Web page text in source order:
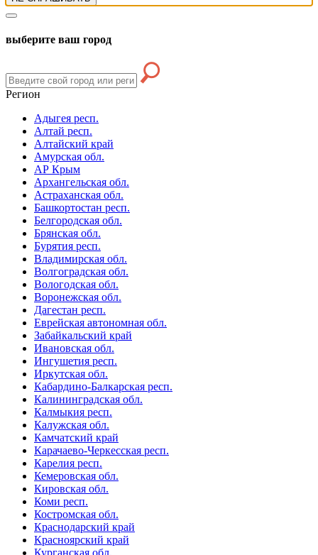
выберите ваш город
Регион
Адыгея респ.
Алтай респ.
Алтайский край
Амурская обл.
АР Крым
Архангельская обл.
Астраханская обл.
Башкортостан респ.
Белгородская обл.
Брянская обл.
Бурятия респ.
Владимирская обл.
Волгоградская обл.
Вологодская обл.
Воронежская обл.
Дагестан респ.
Еврейская автономная обл.
Забайкальский край
Ивановская обл.
Ингушетия респ.
Иркутская обл.
Кабардино-Балкарская респ.
Калининградская обл.
Калмыкия респ.
Калужская обл.
Камчатский край
Карачаево-Черкесская респ.
Карелия респ.
Кемеровская обл.
Кировская обл.
Коми респ.
Костромская обл.
Краснодарский край
Красноярский край
Курганская обл.